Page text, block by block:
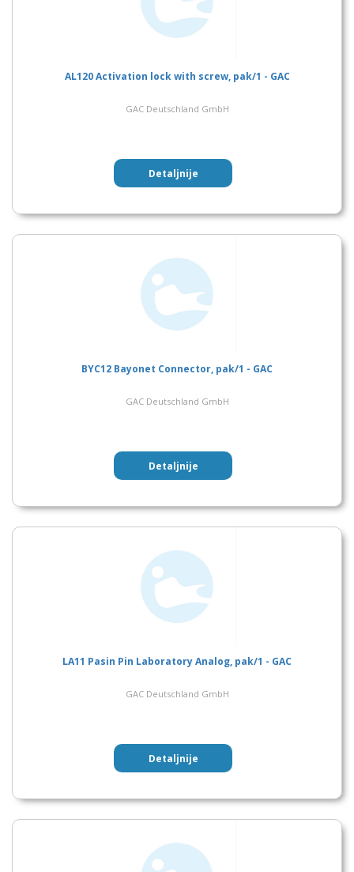
AL120 Activation lock with screw, pak/1 - GAC
GAC Deutschland GmbH
Detaljnije
BYC12 Bayonet Connector, pak/1 - GAC
GAC Deutschland GmbH
Detaljnije
LA11 Pasin Pin Laboratory Analog, pak/1 - GAC
GAC Deutschland GmbH
Detaljnije